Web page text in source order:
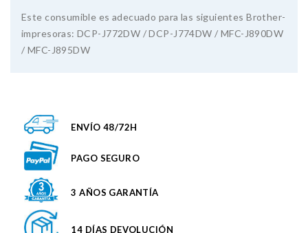
Este consumible es adecuado para las siguientes Brother-
impresoras: DCP-J772DW / DCP-J774DW / MFC-J890DW
/ MFC-J895DW
ENVÍO 48/72H
PAGO SEGURO
3 AÑOS GARANTÍA
14 DÍAS DEVOLUCIÓN